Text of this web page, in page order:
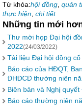
Từ khóa:hội đồng quản
thực hiện chi tiết
Những tin mới
Thư mời họp Đại hội
2022(24/03/2022)
Tài liệu Đại hội đồng
Báo cáo của HĐQT,
ĐHĐCĐ thường niên
Biên bản và Nghị
Báo cáo thường niên